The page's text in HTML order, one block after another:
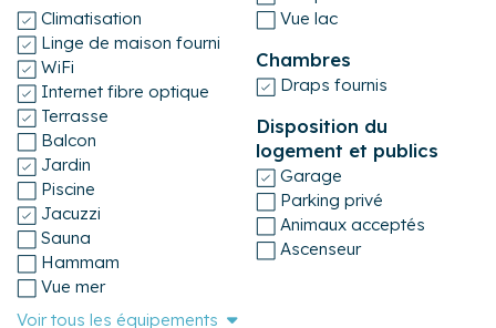
83009 000588 50
Climatisation
Linge de maison fourni
WiFi
Internet fibre optique
Terrasse
Balcon
Jardin
Piscine
Jacuzzi
Sauna
Hammam
Vue mer
Vue lac
Chambres
Draps fournis
Disposition du
logement et publics
Garage
Parking privé
Animaux acceptés
Ascenseur
Voir tous les équipements